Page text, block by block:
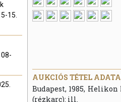
15.
AUKCIÓS TÉTEL
Budapest, 1985,
(rézkarc): ill.